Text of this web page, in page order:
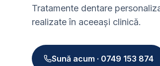
Tratamente dentare
realizate în aceeași clinică.
Sună acum · 0749 153 874